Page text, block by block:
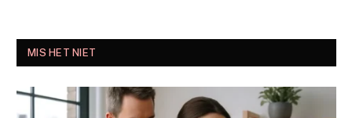
MIS HET NIET